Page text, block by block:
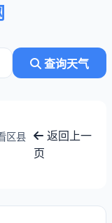
查询天气
区县
返回上一
页